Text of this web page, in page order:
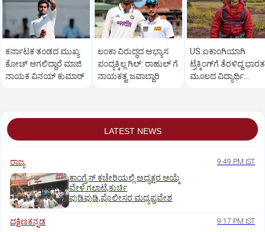
ಕರ್ನಾಟಕ ತಂಡದ ಮುಖ್ಯ
ಕೋಚ್‌ ಆಗಲಿದ್ದಾರೆ ಮಾಜಿ
ನಾಯಕ ವಿನಯ್‌ ಕುಮಾರ್
ಲಂಕಾ ವಿರುದ್ಧದ ಅಭ್ಯಾಸ
ಪಂದ್ಯಕ್ಕಿಲ್ಲ ಗಿಲ್:‌ ರಾಹುಲ್‌ ಗೆ
ನಾಯಕತ್ವ ಜವಾಬ್ದಾರಿ
US:ಏಕಾಂಗಿಯಾಗಿ
ಟ್ರೆಕ್ಕಿಂಗ್‌ಗೆ ತೆರಳಿದ್ದ ಭಾರತ
ಮೂಲದ ವಿದ್ಯಾರ್ಥಿ
LATEST NEWS
ರಾಜ್ಯ 9:49 PM IST
ಕಾಂಗ್ರೆಸ್ ಕಚೇರಿಯಲ್ಲಿ ಅಧ್ಯಕ್ಷರ ಆಯ್ಕೆ
ವೇಳೆ ಗಲಾಟೆ,ಕುರ್ಚಿ
ಪುಡಿಪುಡಿ,ಪೊಲೀಸರ ಮಧ್ಯಪ್ರವೇಶ
ದಕ್ಷಿಣಕನ್ನಡ 9:17 PM IST